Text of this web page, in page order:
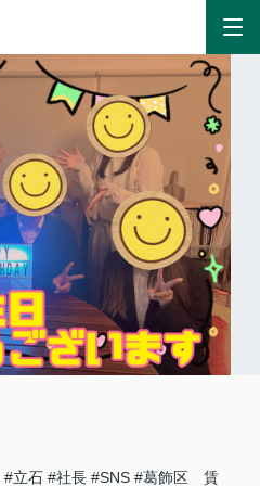
#立石 #社長 #SNS #葛飾区 賃